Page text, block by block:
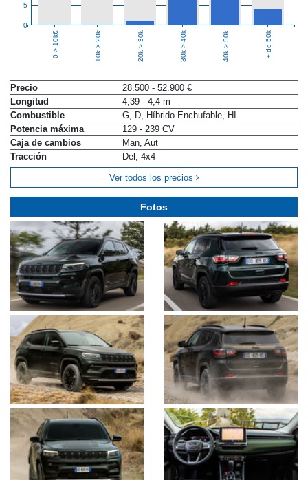
0
5
0 > 10k€ 10k > 20k 20k > 30k 30k > 40k 40k > 50k + de 50k
Precio
28.500 - 52.900 €
Longitud
4,39 - 4,4 m
Combustible
G, D, Híbrido Enchufable, HI
Potencia máxima
129 - 239 CV
Caja de cambios
Man, Aut
Tracción
Del, 4x4
Ver todos los precios
Fotos